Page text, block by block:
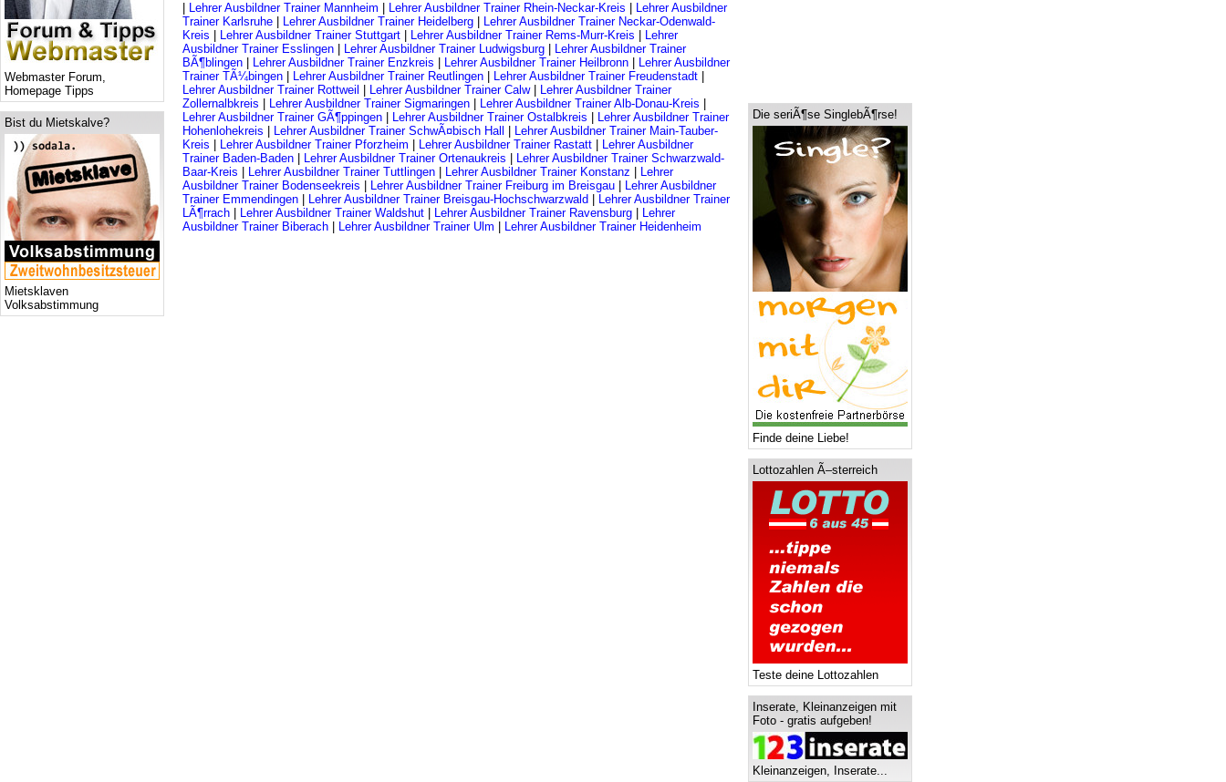
Webmaster Forum,
Homepage Tipps
Bist du Mietskalve?
Mietsklaven
Volksabstimmung
Lehrer Ausbildner Trainer Mannheim Lehrer Ausbildner Trainer Rhein-Neckar-Kreis
Lehrer Ausbildner
Trainer Karlsruhe
Lehrer Ausbildner Trainer Heidelberg
Lehrer Ausbildner Trainer Neckar-Odenwald-
Kreis
Lehrer Ausbildner Trainer Stuttgart Lehrer Ausbildner Trainer Rems-Murr-Kreis
Lehrer
Ausbildner Trainer Esslingen
Lehrer Ausbildner Trainer Ludwigsburg
Lehrer Ausbildner Trainer
BÃ¶blingen
Lehrer Ausbildner Trainer Enzkreis Lehrer Ausbildner Trainer Heilbronn
Lehrer Ausbildner
Trainer TÃ¼bingen
Lehrer Ausbildner Trainer Reutlingen Lehrer Ausbildner Trainer Freudenstadt
Lehrer Ausbildner Trainer Rottweil
Lehrer Ausbildner Trainer Calw|
Lehrer Ausbildner Trainer
Zollernalbkreis
Lehrer Ausbildner Trainer Sigmaringen Lehrer Ausbildner Trainer Alb-Donau-Kreis
Lehrer Ausbildner Trainer GÃ¶ppingen
Lehrer Ausbildner Trainer Ostalbkreis
Lehrer Ausbildner Trainer
Hohenlohekreis
Lehrer Ausbildner Trainer SchwÃ¤bisch Hall
Lehrer Ausbildner Trainer Main-Tauber-
Kreis
Lehrer Ausbildner Trainer Pforzheim Lehrer Ausbildner Trainer Rastatt
Lehrer Ausbildner
Trainer Baden-Baden
Lehrer Ausbildner Trainer Ortenaukreis
Lehrer Ausbildner Trainer Schwarzwald-
Baar-Kreis
Lehrer Ausbildner Trainer Tuttlingen Lehrer Ausbildner Trainer Konstanz
Lehrer
Ausbildner Trainer Bodenseekreis
Lehrer Ausbildner Trainer Freiburg im Breisgau
Lehrer Ausbildner
Trainer Emmendingen
Lehrer Ausbildner Trainer Breisgau-Hochschwarzwald
Lehrer Ausbildner Trainer
LÃ¶rrach
Lehrer Ausbildner Trainer Waldshut Lehrer Ausbildner Trainer Ravensburg
Lehrer
Ausbildner Trainer Biberach
Lehrer Ausbildner Trainer Ulm Lehrer Ausbildner Trainer Heidenheim
Die seriÃ¶se SinglebÃ¶rse!
Finde deine Liebe!
Lottozahlen Ã–sterreich
Teste deine Lottozahlen
Inserate, Kleinanzeigen mit
Foto - gratis aufgeben!
Kleinanzeigen, Inserate...